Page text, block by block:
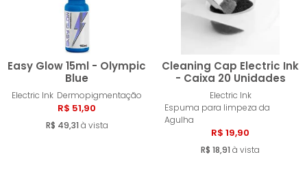
Easy Glow 15ml - Olympic
Blue
Electric Ink Dermopigmentação
R$ 51,90
R$ 49,31 à vista
Comprar
Cleaning Cap Electric Ink
- Caixa 20 Unidades
Electric Ink
Espuma para limpeza da
Agulha
R$ 19,90
R$ 18,91 à vista